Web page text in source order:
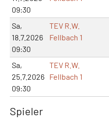
09:30
Sa,
18.7.2026
09:30
TEV R.W.
Fellbach 1
Sa,
25.7.2026
09:30
TEV R.W.
Fellbach 1
Spieler